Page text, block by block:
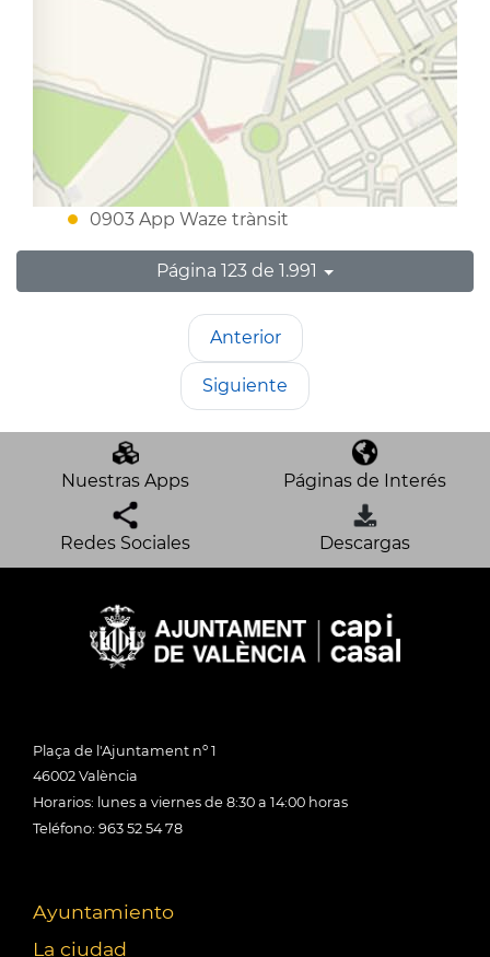
0903 App Waze trànsit
Página 123 de 1.991
Anterior
Siguiente
Nuestras Apps Páginas de Interés
Redes Sociales Descargas
Plaça de l'Ajuntament nº 1
46002 València
Horarios: lunes a viernes de 8:30 a 14:00 horas
Teléfono: 963 52 54 78
Ayuntamiento
La ciudad